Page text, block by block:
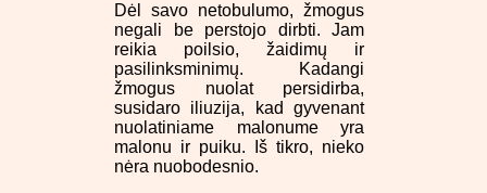
Dėl savo netobulumo, žmogus
negali be perstojo dirbti. Jam
reikia poilsio, žaidimų ir
pasilinksminimų. Kadangi
žmogus nuolat persidirba,
susidaro iliuzija, kad gyvenant
nuolatiniame malonume yra
malonu ir puiku. Iš tikro, nieko
nėra nuobodesnio.